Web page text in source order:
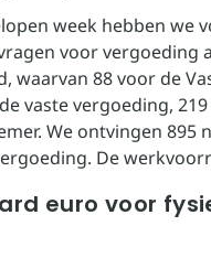
week hebben we
voor vergoeding
waarvan 88 voor de
vaste vergoeding,
We ontvingen 895
De
euro voor